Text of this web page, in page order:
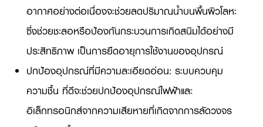
อากาศอย่างต่อเนื่องจะช่วยลดปริมาณน้ำบนพื้นผิวโลหะ
ซึ่งช่วยชะลอหรือป้องกันกระบวนการเกิดสนิมได้อย่างมี
ประสิทธิภาพ เป็นการยืดอายุการใช้งานของอุปกรณ์
ปกป้องอุปกรณ์ที่มีความละเอียดอ่อน: ระบบควบคุม
ความชื้น ที่ดีจะช่วยปกป้องอุปกรณ์ไฟฟ้าและ
อิเล็กทรอนิกส์จากความเสียหายที่เกิดจากการลัดวงจร